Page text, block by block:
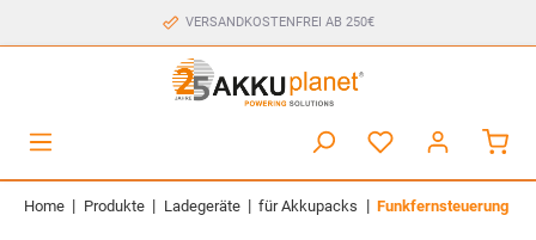
VERSANDKOSTENFREI AB 250€
Home | Produkte | Ladegeräte | für Akkupacks | Funkfernsteuerung